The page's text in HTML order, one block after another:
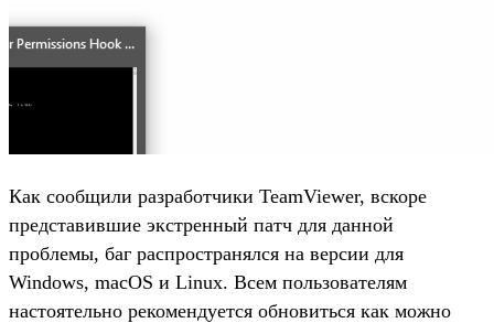
Как сообщили разработчики TeamViewer, вскоре
представившие экстренный патч для данной
проблемы, баг распространялся на версии для
Windows, macOS и Linux. Всем пользователям
настоятельно рекомендуется обновиться как можно